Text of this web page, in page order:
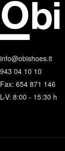
info@obishoes.it
943 04 10 10
Fax: 654 871 146
L-V: 8:00 - 15:30 h